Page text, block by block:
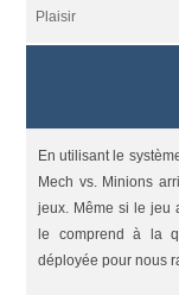
Plaisir
En utilisant le
Mech vs. Minions
jeux. Même si le jeu
le comprend à la
déployée pour nous